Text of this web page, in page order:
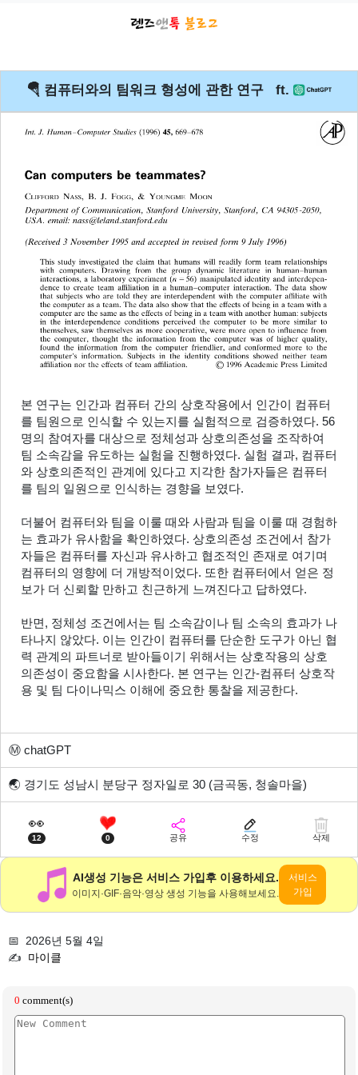
🪂 컴퓨터와의 팀워크 형성에 관한 연구 ft.
본 연구는 인간과 컴퓨터 간의 상호작용에서 인간이 컴퓨터
를 팀원으로 인식할 수 있는지를 실험적으로 검증하였다. 56
명의 참여자를 대상으로 정체성과 상호의존성을 조작하여
팀 소속감을 유도하는 실험을 진행하였다. 실험 결과, 컴퓨터
와 상호의존적인 관계에 있다고 지각한 참가자들은 컴퓨터
를 팀의 일원으로 인식하는 경향을 보였다.
더불어 컴퓨터와 팀을 이룰 때와 사람과 팀을 이룰 때 경험하
는 효과가 유사함을 확인하였다. 상호의존성 조건에서 참가
자들은 컴퓨터를 자신과 유사하고 협조적인 존재로 여기며
컴퓨터의 영향에 더 개방적이었다. 또한 컴퓨터에서 얻은 정
보가 더 신뢰할 만하고 친근하게 느껴진다고 답하였다.
반면, 정체성 조건에서는 팀 소속감이나 팀 소속의 효과가 나
타나지 않았다. 이는 인간이 컴퓨터를 단순한 도구가 아닌 협
력 관계의 파트너로 받아들이기 위해서는 상호작용의 상호
의존성이 중요함을 시사한다. 본 연구는 인간-컴퓨터 상호작
용 및 팀 다이나믹스 이해에 중요한 통찰을 제공한다.
Ⓜ️ chatGPT
🌏 경기도 성남시 분당구 정자일로 30 (금곡동, 청솔마을)
👀
12 0 공유 수정 삭제
AI생성 기능은 서비스 가입후 이용하세요.
이미지·GIF·음악·영상 생성 기능을 사용해보세요.
서비스
가입
📅 2026년 5월 4일
✍️ 마이클